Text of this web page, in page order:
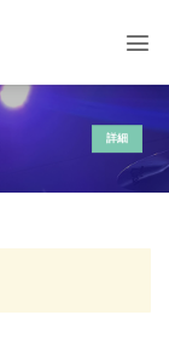
詳細